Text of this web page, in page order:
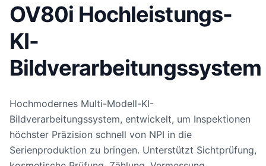
OV80i Hochleistungs-
KI-
Bildverarbeitungssystem
Hochmodernes Multi-Modell-KI-
Bildverarbeitungssystem, entwickelt, um Inspektionen
höchster Präzision schnell von NPI in die
Serienproduktion zu bringen. Unterstützt Sichtprüfung,